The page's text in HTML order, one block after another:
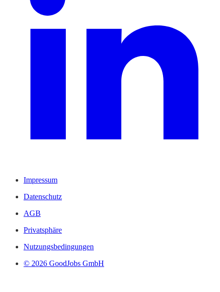
Impressum
Datenschutz
AGB
Privatsphäre
Nutzungsbedingungen
© 2026 GoodJobs GmbH